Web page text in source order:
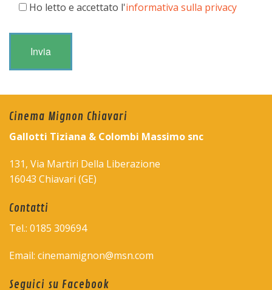
Ho letto e accettato l'informativa sulla privacy
Cinema Mignon Chiavari
Gallotti Tiziana & Colombi Massimo snc
131, Via Martiri Della Liberazione
16043 Chiavari (GE)
Contatti
Tel.: 0185 309694
Email: cinemamignon@msn.com
Seguici su Facebook